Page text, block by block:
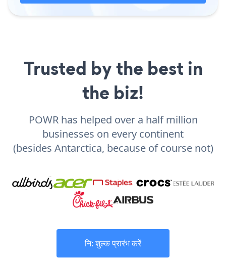
Trusted by the best in
the biz!
POWR has helped over a half million
businesses on every continent
(besides Antarctica, because of course not)
नि: शुल्क प्रारंभ करें